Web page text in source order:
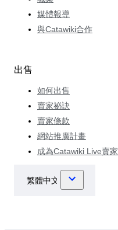
媒體報導
與Catawiki合作
出售
如何出售
賣家祕訣
賣家條款
網站推廣計畫
成為Catawiki Live賣家